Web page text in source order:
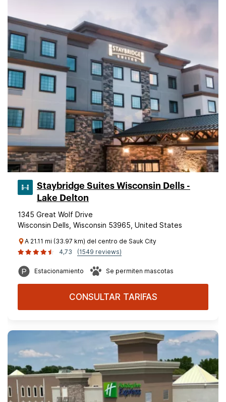
Staybridge Suites Wisconsin Dells -
Lake Delton
1345 Great Wolf Drive
Wisconsin Dells, Wisconsin 53965, United States
A 21.11 mi (33.97 km) del centro de Sauk City
4,73
(1549 reviews)
Estacionamiento Se permiten mascotas
CONSULTAR TARIFAS